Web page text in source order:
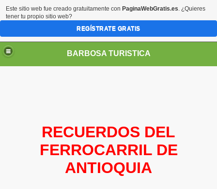
BARBOSA TURISTICA
RECUERDOS DEL
FERROCARRIL DE
ANTIOQUIA
Este sitio web fue creado gratuitamente con PaginaWebGratis.es. ¿Quieres
tener tu propio sitio web?
REGÍSTRATE GRATIS